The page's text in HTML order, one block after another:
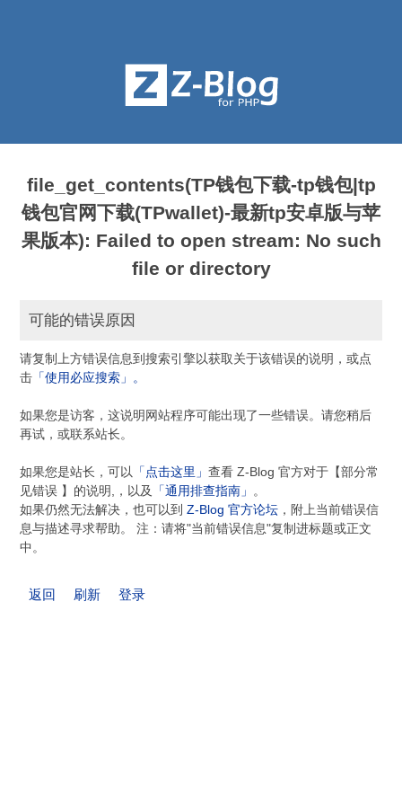
file_get_contents(TP钱包下载-tp钱包|tp
钱包官网下载(TPwallet)-最新tp安卓版与苹
果版本): Failed to open stream: No such
file or directory
可能的错误原因
请复制上方错误信息到搜索引擎以获取关于该错误的说明，或点
击 「使用必应搜索」。
如果您是访客，这说明网站程序可能出现了一些错误。请您稍后
再试，或联系站长。
如果您是站长，可以 「点击这里」查看 Z-Blog 官方对于【部分常
见错误 】的说明,，以及
「通用排查指南」 。
如果仍然无法解决，也可以到Z-Blog 官方论坛 ，附上当前错误信
息与描述寻求帮助。 注：请将"当前错误信息"复制进标题或正文
中。
返回 刷新 登录